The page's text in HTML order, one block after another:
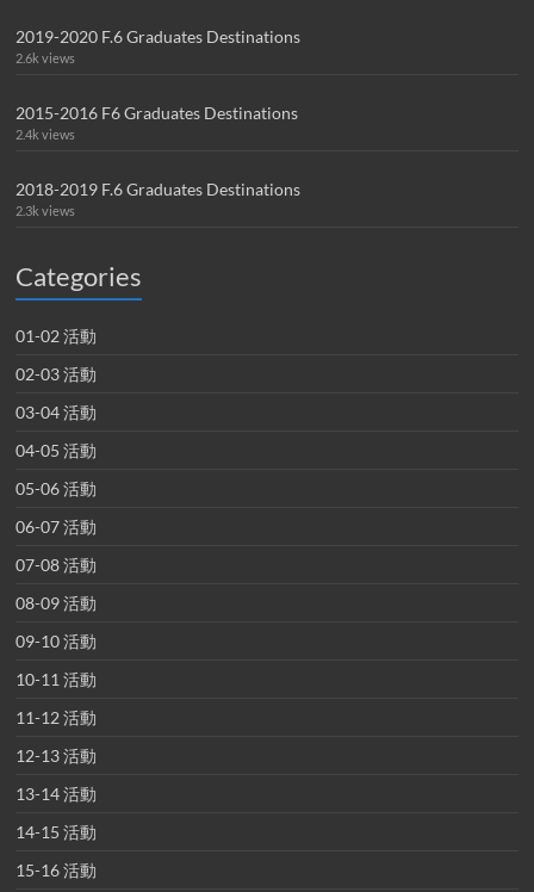
2019-2020 F.6 Graduates Destinations
2.6k views
2015-2016 F6 Graduates Destinations
2.4k views
2018-2019 F.6 Graduates Destinations
2.3k views
Categories
01-02 活動
02-03 活動
03-04 活動
04-05 活動
05-06 活動
06-07 活動
07-08 活動
08-09 活動
09-10 活動
10-11 活動
11-12 活動
12-13 活動
13-14 活動
14-15 活動
15-16 活動